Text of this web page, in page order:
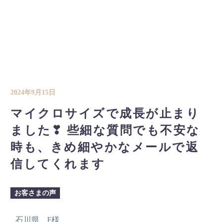
2024年9月15日
マイクロサイズで成長が止まり
ました❣ 些細な質問でも不安な
時も、きめ細やかなメールで返
信してくれます
お客さまの声
石川県 F様